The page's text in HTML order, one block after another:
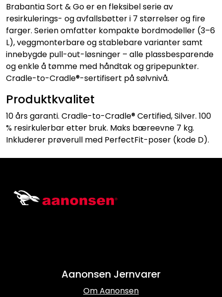
Brabantia Sort & Go er en fleksibel serie av
resirkulerings- og avfallsbøtter i 7 størrelser og fire
farger. Serien omfatter kompakte bordmodeller (3–6
L), veggmonterbare og stablebare varianter samt
innebygde pull-out-løsninger – alle plassbesparende
og enkle å tømme med håndtak og gripepunkter.
Cradle-to-Cradle®-sertifisert på sølvnivå.
Produktkvalitet
10 års garanti. Cradle-to-Cradle® Certified, Silver. 100
% resirkulerbar etter bruk. Maks bæreevne 7 kg.
Inkluderer prøverull med PerfectFit-poser (kode D).
Aanonsen Jernvarer
Om Aanonsen